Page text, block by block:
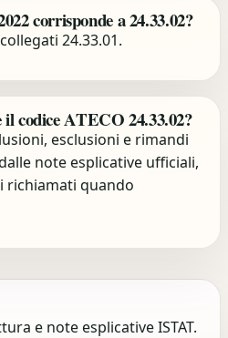
corrisponde a 24.33.02?
24.33.01.
il codice ATECO 24.33.02?
esclusioni e rimandi
note esplicative ufficiali,
richiamati quando
e note esplicative ISTAT.